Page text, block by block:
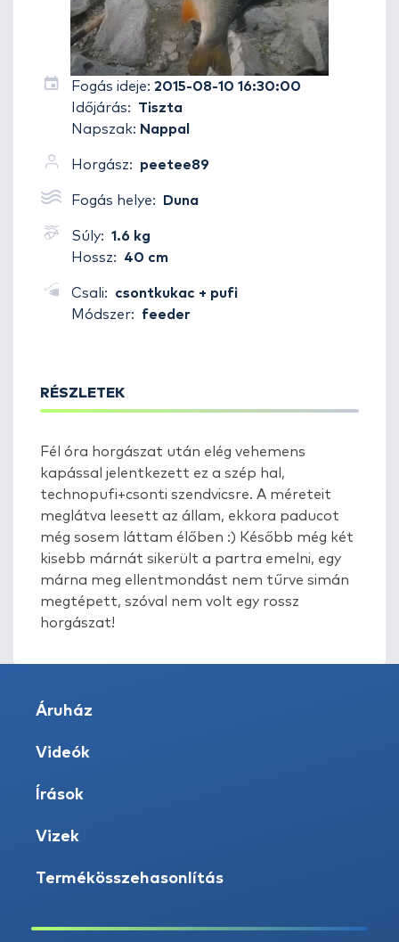
Fogás ideje: 2015-08-10 16:30:00
Időjárás:
Tiszta
Napszak: Nappal
Horgász: peetee89
Fogás helye: Duna
Súly: 1.6 kg
Hossz:
40 cm
Csali:
csontkukac + pufi
Módszer:
feeder
RÉSZLETEK
Fél óra horgászat után elég vehemens
kapással jelentkezett ez a szép hal,
technopufi+csonti szendvicsre. A méreteit
meglátva leesett az állam, ekkora paducot
még sosem láttam élőben :) Később még két
kisebb márnát sikerült a partra emelni, egy
márna meg ellentmondást nem tűrve simán
megtépett, szóval nem volt egy rossz
horgászat!
Áruház
Videók
Írások
Vizek
Termékösszehasonlítás